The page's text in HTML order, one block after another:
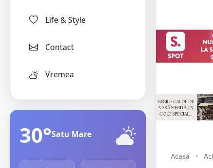
Life & Style
Contact
Vremea
30°Satu Mare
Acasă •